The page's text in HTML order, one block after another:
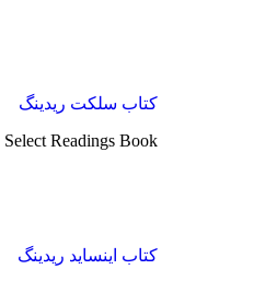
کتاب سلکت ریدینگ
Select Readings Book
کتاب اینساید ریدینگ